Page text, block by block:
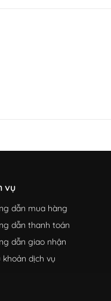
vụ
dẫn mua hàng
dẫn thanh toán
dẫn giao nhận
dịch vụ